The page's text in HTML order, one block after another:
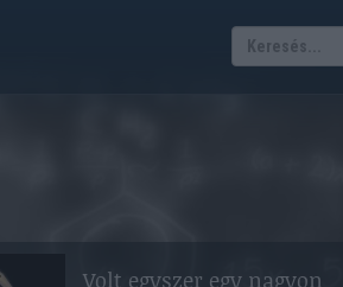
Volt egyszer egy nagyon